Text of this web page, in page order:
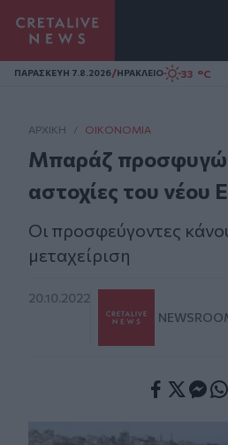
Homepage
ΠΑΡΑΣΚΕΥΗ 7.8.2026/ΗΡΑΚΛΕΙΟ 33 °C
ΑΡΧΙΚΗ / ΟΙΚΟΝΟΜΊΑ
Μπαράζ
αστοχίες του νέου
Οι προσφεύγοντες
μεταχείριση
20.10.2022